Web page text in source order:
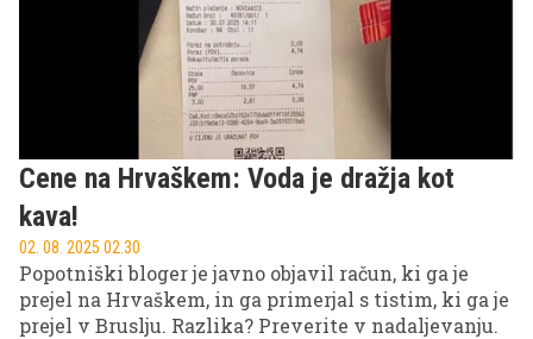
Cene na Hrvaškem: Voda je dražja kot
kava!
02. 08. 2025 02.30
Popotniški bloger je javno objavil račun, ki ga je
prejel na Hrvaškem, in ga primerjal s tistim, ki ga je
prejel v Bruslju. Razlika? Preverite v nadaljevanju.